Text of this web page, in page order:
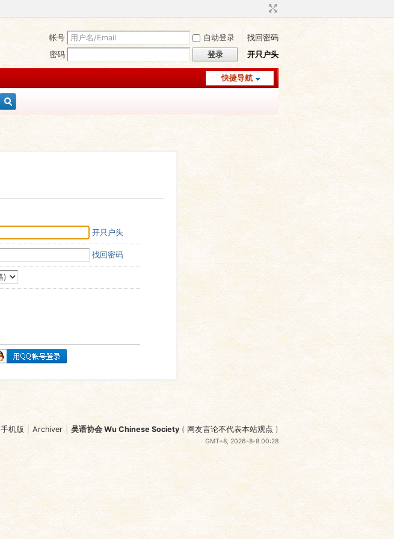
帐号 自动登录
找回密码
密码
登录 开只户头
快捷导航
开只户头
找回密码
手机版 Archiver 吴语协会 Wu Chinese Society ( 网友言论不代表本站观点 )
GMT+8, 2026-8-8 00:28